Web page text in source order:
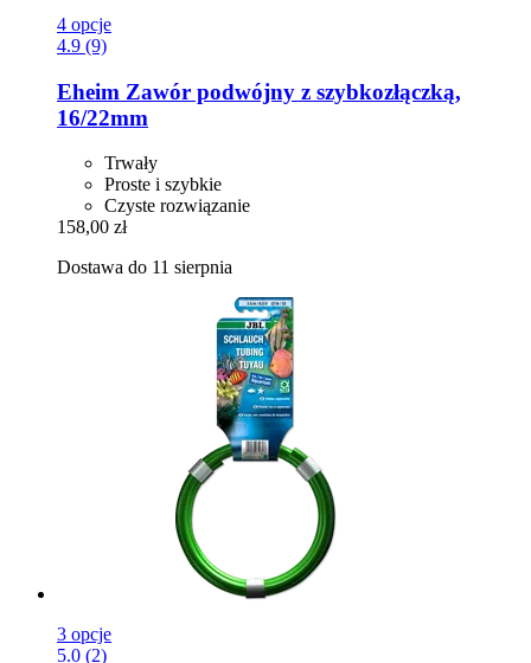
4 opcje
4.9 (9)
Eheim Zawór podwójny z szybkozłączką,
16/22mm
Trwały
Proste i szybkie
Czyste rozwiązanie
158,00 zł
Dostawa do 11 sierpnia
3 opcje
5.0 (2)